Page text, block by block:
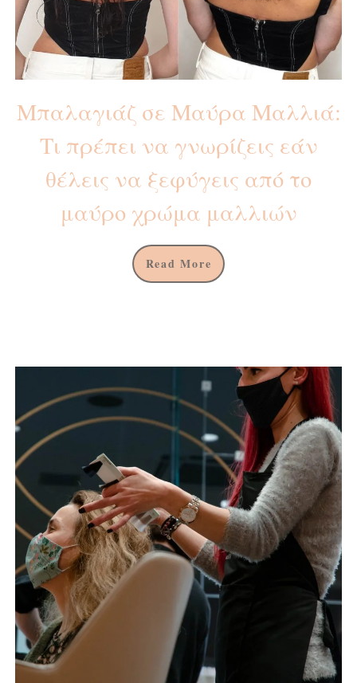
Μπαλαγιάζ σε Μαύρα Μαλλιά:
Τι πρέπει να γνωρίζεις εάν
θέλεις να ξεφύγεις από το
μαύρο χρώμα μαλλιών
Read More